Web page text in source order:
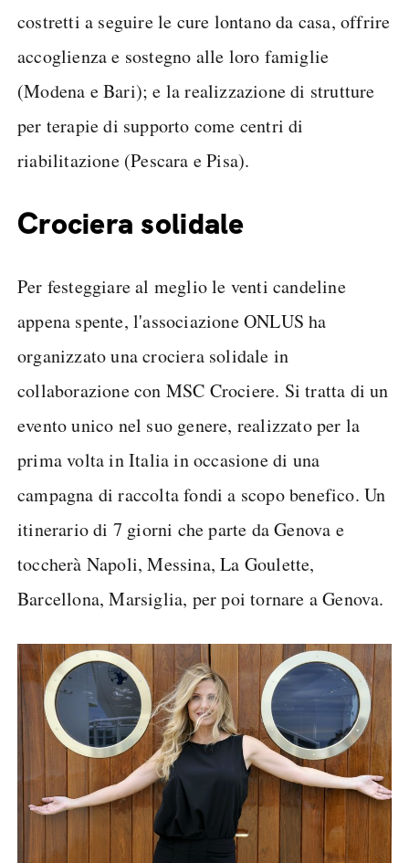
costretti a seguire le cure lontano da casa, offrire
accoglienza e sostegno alle loro famiglie
(Modena e Bari); e la realizzazione di strutture
per terapie di supporto come centri di
riabilitazione (Pescara e Pisa).
Crociera solidale
Per festeggiare al meglio le venti candeline
appena spente, l'associazione ONLUS ha
organizzato una crociera solidale in
collaborazione con MSC Crociere. Si tratta di un
evento unico nel suo genere, realizzato per la
prima volta in Italia in occasione di una
campagna di raccolta fondi a scopo benefico. Un
itinerario di 7 giorni che parte da Genova e
toccherà Napoli, Messina, La Goulette,
Barcellona, Marsiglia, per poi tornare a Genova.